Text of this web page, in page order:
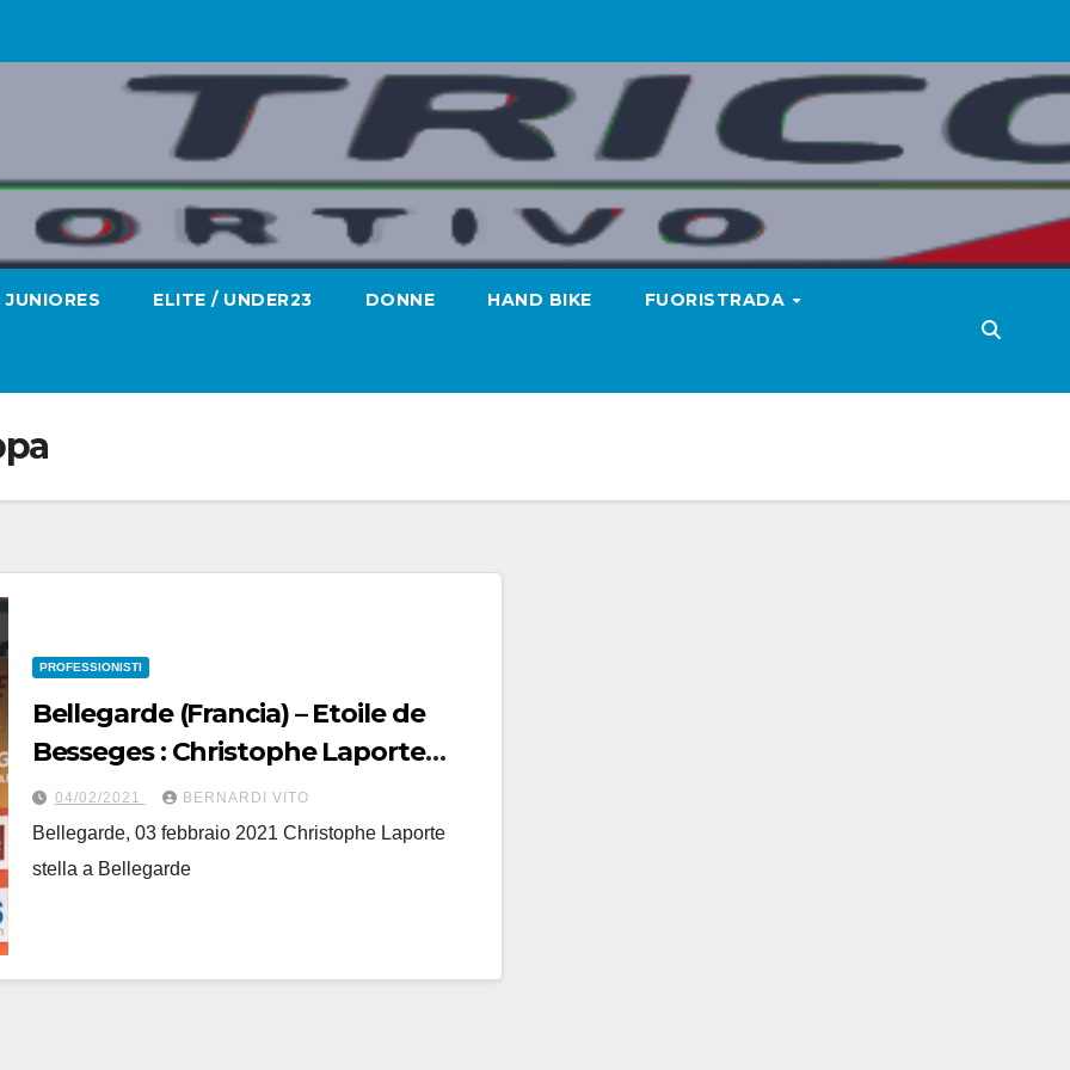
JUNIORES ELITE / UNDER23 DONNE HAND BIKE FUORISTRADA
PROFESSIONISTI
Bellegarde (Francia) – Etoile de
Besseges : Christophe Laporte
porta a 3 le vittorie francesi su 3
gare disputate
04/02/2021 BERNARDI VITO
Bellegarde, 03 febbraio 2021 Christophe Laporte
stella a Bellegarde